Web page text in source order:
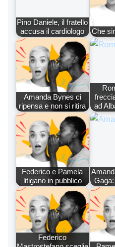
Pino Daniele, il fratello
accusa il cardiologo
Che
Amanda Bynes ci
ripensa e non si ritira
ad
Federico e Pamela
litigano in pubblico
Federico